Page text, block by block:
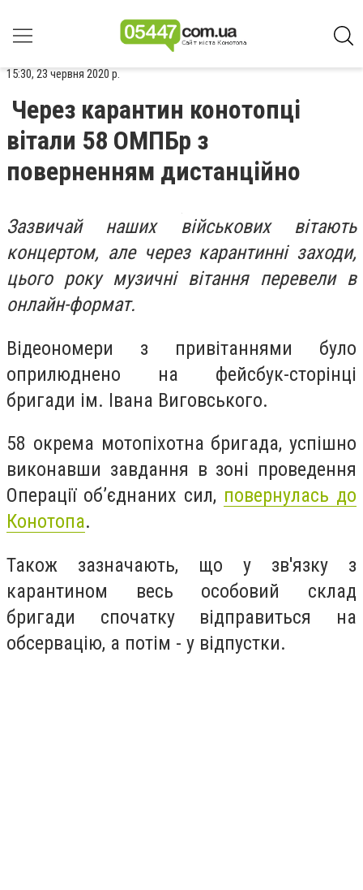
15:30, 23 червня 2020 р.
Через карантин конотопці
вітали 58 ОМПБр з
поверненням дистанційно
Зазвичай наших військових вітають
концертом, але через карантинні заходи,
цього року музичні вітання перевели в
онлайн-формат.
Відеономери з привітаннями було
оприлюднено на фейсбук-сторінці
бригади ім. Івана Виговського.
58 окрема мотопіхотна бригада, успішно
виконавши завдання в зоні проведення
Операції об’єднаних сил, повернулась до
Конотопа.
Також зазначають, що у зв'язку з
карантином весь особовий склад
бригади спочатку відправиться на
обсервацію, а потім - у відпустки.